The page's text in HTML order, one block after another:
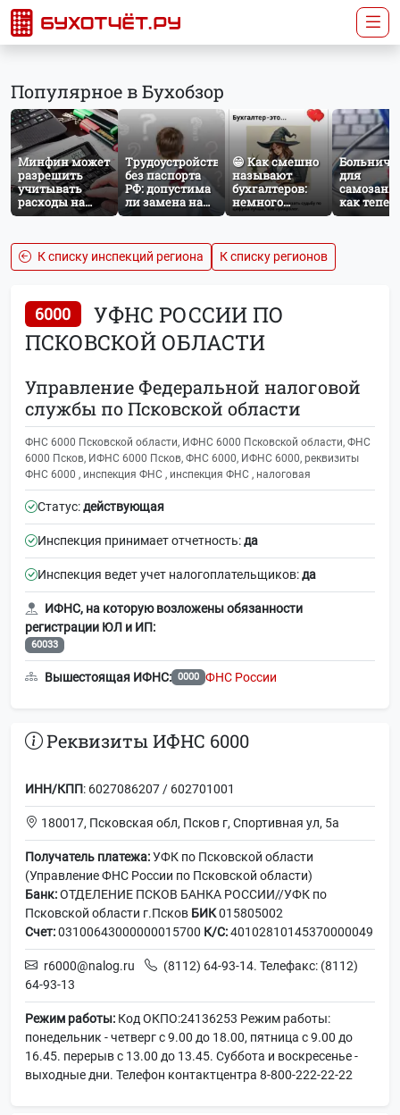
Популярное в Бухобзор
Минфин может
разрешить
учитывать
расходы на
защиту от
расчёте налога
на прибыль
Трудоустройство
без паспорта
РФ: допустима
ли замена на
загранпаспорт?
😁 Как смешно
называют
бухгалтеров:
немного
профессионального
для
как
работает
К списку инспекций региона К списку регионов
6000
УФНС РОССИИ ПО
ПСКОВСКОЙ ОБЛАСТИ
Управление Федеральной налоговой
службы по Псковской области
ФНС 6000 Псковской области, ИФНС 6000 Псковской области, ФНС
6000 Псков, ИФНС 6000 Псков, ФНС 6000, ИФНС 6000, реквизиты
ФНС 6000 , инспекция ФНС , инспекция ФНС , налоговая
Статус:действующая
Инспекция принимает отчетность:да
Инспекция ведет учет налогоплательщиков:да
ИФНС, на которую возложены обязанности
регистрации ЮЛ и ИП:
60033
Вышестоящая ИФНС: 0000 ФНС России
Реквизиты ИФНС 6000
ИНН/КПП: 6027086207 / 602701001
180017, Псковская обл, Псков г, Спортивная ул, 5а
Получатель платежа:УФК по Псковской области
(Управление ФНС России по Псковской области)
Банк:ОТДЕЛЕНИЕ ПСКОВ БАНКА РОССИИ//УФК по
Псковской области г.Псков БИК015805002
Счет:03100643000000015700 К/С:40102810145370000049
r6000@nalog.ru
(8112) 64-93-14. Телефакс: (8112)
64-93-13
Режим работы: Код ОКПО:24136253 Режим работы:
понедельник - четверг с 9.00 до 18.00, пятница с 9.00 до
16.45. перерыв с 13.00 до 13.45. Суббота и воскресенье -
выходные дни. Телефон контактцентра 8-800-222-22-22